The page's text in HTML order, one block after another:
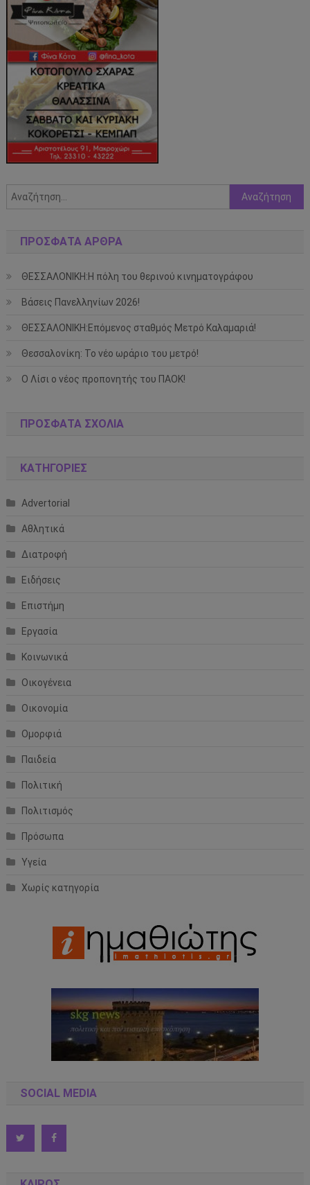
Αναζήτηση
για:
ΠΡΌΣΦΑΤΑ ΆΡΘΡΑ
ΘΕΣΣΑΛΟΝΙΚΗ:Η πόλη του θερινού κινηματογράφου
Βάσεις Πανελληνίων 2026!
ΘΕΣΣΑΛΟΝΙΚΗ:Επόμενος σταθμός Μετρό Καλαμαριά!
Θεσσαλονίκη: Το νέο ωράριο του μετρό!
Ο Λίσι ο νέος προπονητής του ΠΑΟΚ!
ΠΡΌΣΦΑΤΑ ΣΧΌΛΙΑ
KΑΤΗΓΟΡΊΕΣ
Advertorial
Αθλητικά
Διατροφή
Ειδήσεις
Επιστήμη
Εργασία
Κοινωνικά
Οικογένεια
Οικονομία
Ομορφιά
Παιδεία
Πολιτική
Πολιτισμός
Πρόσωπα
Υγεία
Χωρίς κατηγορία
SOCIAL MEDIA